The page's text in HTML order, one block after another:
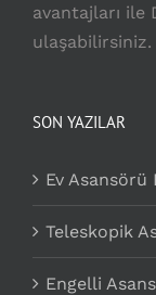
avantajları ile
ulaşabilirsiniz.
SON YAZILAR
Ev Asansörü
Teleskopik
Engelli